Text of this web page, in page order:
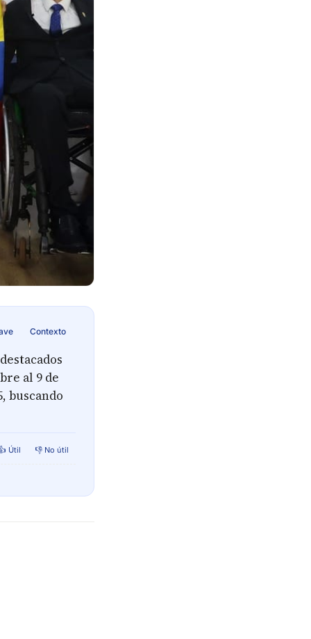
Contexto
al 9 de
buscando
Útil 👎 No útil